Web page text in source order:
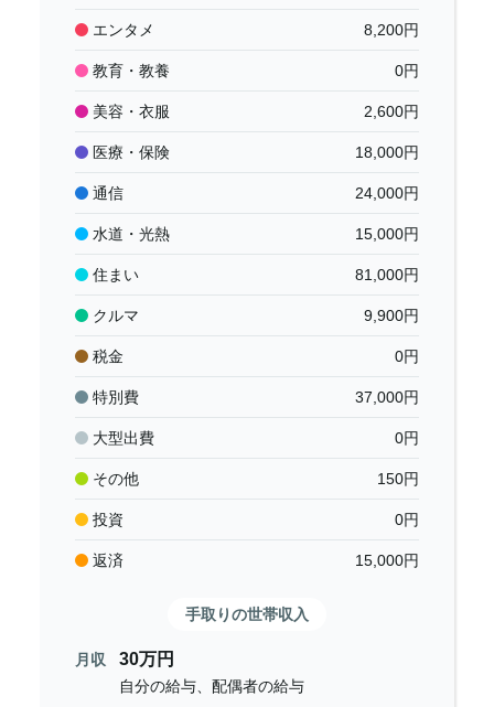
エンタメ 8,200円
教育・教養 0円
美容・衣服 2,600円
医療・保険 18,000円
通信 24,000円
水道・光熱 15,000円
住まい 81,000円
クルマ 9,900円
税金 0円
特別費 37,000円
大型出費 0円
その他 150円
投資 0円
返済 15,000円
手取りの世帯収入
月収 30万円
自分の給与、配偶者の給与